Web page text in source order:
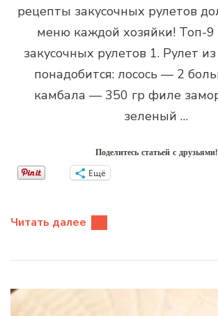
рецепты закусочных рулетов
меню каждой хозяйки! Топ-9
закусочных рулетов 1. Рулет
понадобится: лосось — 2
камбала — 350 гр филе
зеленый …
Поделитесь статьей с друзьями!
Ещё
Читать далее